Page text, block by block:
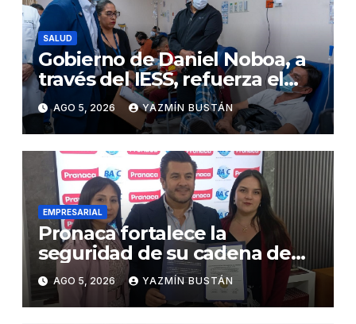
SALUD
Gobierno de Daniel Noboa, a
través del IESS, refuerza el
abastecimiento de insulina
en 86 establecimientos de
salud
AGO 5, 2026 YAZMÍN BUSTÁN
EMPRESARIAL
Pronaca fortalece la
seguridad de su cadena de
suministro con certificación
BASC en dos plantas
AGO 5, 2026 YAZMÍN BUSTÁN